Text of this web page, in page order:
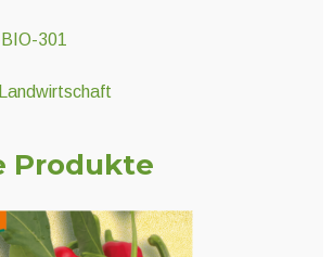
301
Produkte